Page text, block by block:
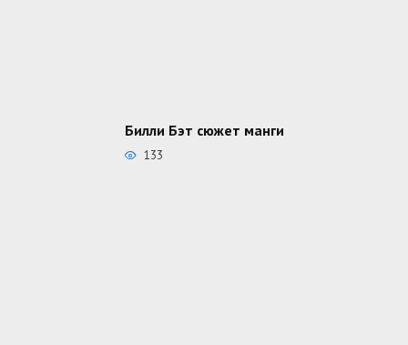
Билли Бэт сюжет манги
133